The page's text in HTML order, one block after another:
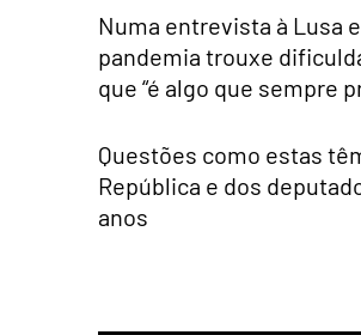
Numa entrevista à Lusa
pandemia trouxe
que “é algo que sempre
Questões como estas
República e dos
anos